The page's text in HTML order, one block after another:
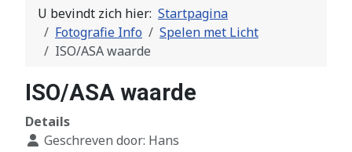
U bevindt zich hier: Startpagina
Fotografie Info
Spelen met Licht
ISO/ASA waarde
ISO/ASA waarde
Details
Geschreven door: Hans